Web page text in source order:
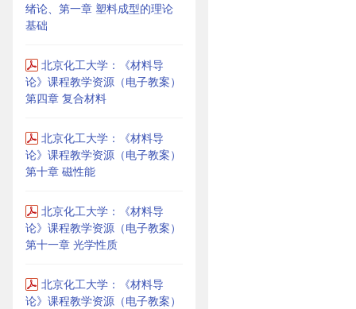
绪论、第一章 塑料成型的理论
基础
北京化工大学：《材料导
论》课程教学资源（电子教案）
第四章 复合材料
北京化工大学：《材料导
论》课程教学资源（电子教案）
第十章 磁性能
北京化工大学：《材料导
论》课程教学资源（电子教案）
第十一章 光学性质
北京化工大学：《材料导
论》课程教学资源（电子教案）